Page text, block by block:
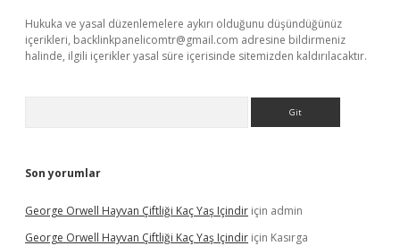
Hukuka ve yasal düzenlemelere aykırı olduğunu düşündüğünüz
içerikleri, backlinkpanelicomtr@gmail.com adresine bildirmeniz
halinde, ilgili içerikler yasal süre içerisinde sitemizden kaldırılacaktır.
Son yorumlar
George Orwell Hayvan Çiftliği Kaç Yaş Içindir için admin
George Orwell Hayvan Çiftliği Kaç Yaş Içindir için Kasırga